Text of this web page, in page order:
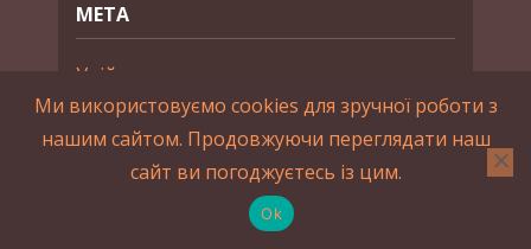
МЕТА
Увійти
Стрічка записів
Стрічка коментарів
Ми використовуємо cookies для зручної роботи з
нашим сайтом. Продовжуючи переглядати наш
сайт ви погоджуєтесь із цим.
Ok